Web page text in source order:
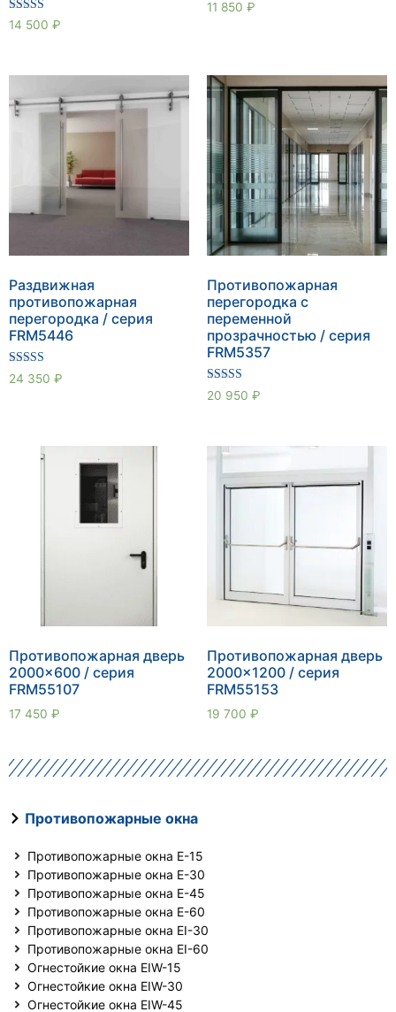
Оценка
5.00
14 500 ₽
11 850 ₽
Раздвижная
противопожарная
перегородка / серия
FRM5446
Оценка
5.00
24 350 ₽
Противопожарная
перегородка с
переменной
прозрачностью / серия
FRM5357
Оценка
5.00
20 950 ₽
Противопожарная дверь
2000×600 / серия
FRM55107
17 450 ₽
Противопожарная дверь
2000×1200 / серия
FRM55153
19 700 ₽
Противопожарные окна
Противопожарные окна E-15
Противопожарные окна E-30
Противопожарные окна E-45
Противопожарные окна E-60
Противопожарные окна EI-30
Противопожарные окна EI-60
Огнестойкие окна EIW-15
Огнестойкие окна EIW-30
Огнестойкие окна EIW-45